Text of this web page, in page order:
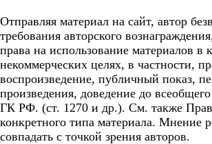
Отправляя материал на сайт, автор
требования авторского
права на использование материалов в
некоммерческих целях, в частности,
воспроизведение, публичный показ,
произведения, доведение до
ГК РФ. (ст. 1270 и др.). См. также
конкретного типа материала. Мнение
совпадать с точкой зрения авторов.